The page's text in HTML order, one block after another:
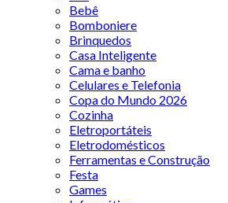
Bebê
Bomboniere
Brinquedos
Casa Inteligente
Cama e banho
Celulares e Telefonia
Copa do Mundo 2026
Cozinha
Eletroportáteis
Eletrodomésticos
Ferramentas e Construção
Festa
Games